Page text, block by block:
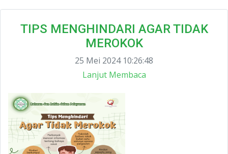
TIPS MENGHINDARI AGAR TIDAK
MEROKOK
25 Mei 2024 10:26:48
Lanjut Membaca